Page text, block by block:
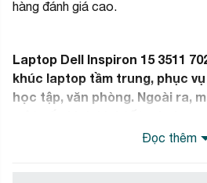
hàng đánh giá cao.
Laptop Dell Inspiron 15 3511
khúc laptop tầm trung, phục
học tập, văn phòng. Ngoài ra,
card đồ họa NVIDIA mang đến
Đọc thêm